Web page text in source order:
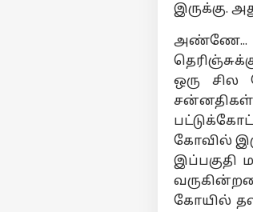
இருக்கு.
அண்ணே...
ஒரு சில
சன்னதிகள்
கோவில்
இப்பகுதி
கோயில்